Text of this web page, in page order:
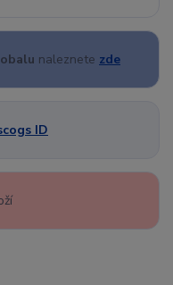
naleznete zde
ID